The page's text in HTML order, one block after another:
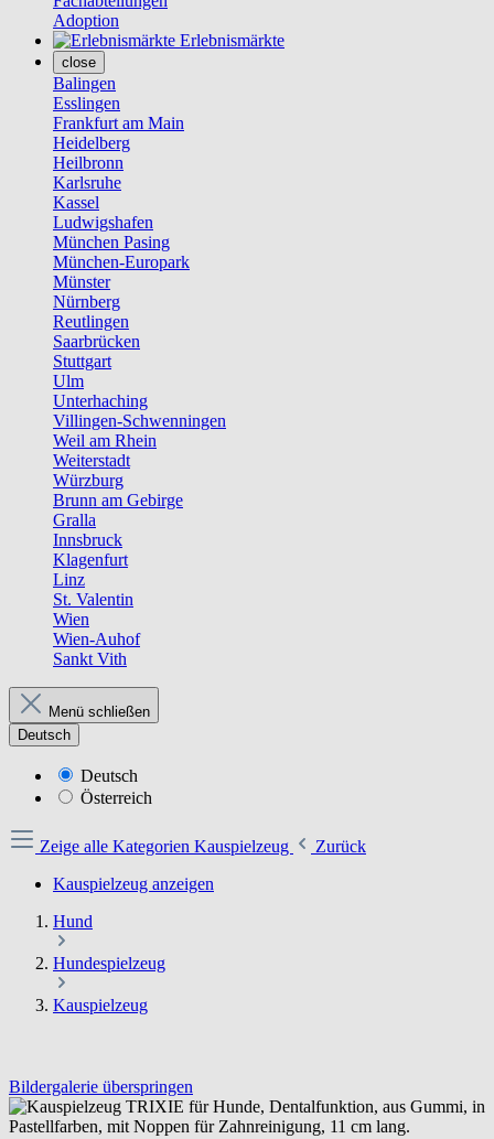
Adoption
Erlebnismärkte
close
Balingen
Esslingen
Frankfurt am Main
Heidelberg
Heilbronn
Karlsruhe
Kassel
Ludwigshafen
München Pasing
München-Europark
Münster
Nürnberg
Reutlingen
Saarbrücken
Stuttgart
Ulm
Unterhaching
Villingen-Schwenningen
Weil am Rhein
Weiterstadt
Würzburg
Brunn am Gebirge
Gralla
Innsbruck
Klagenfurt
Linz
St. Valentin
Wien
Wien-Auhof
Sankt Vith
Menü schließen
Deutsch
Deutsch
Österreich
Zeige alle Kategorien Kauspielzeug
Zurück
Kauspielzeug anzeigen
Hund
Hundespielzeug
Kauspielzeug
Bildergalerie überspringen